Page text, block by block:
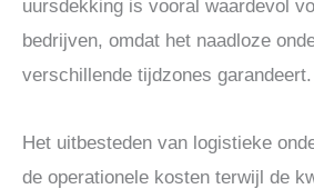
uursdekking is vooral waardevol
bedrijven, omdat het naadloze
verschillende tijdzones garandeert.
Het uitbesteden van logistieke
de operationele kosten terwijl de